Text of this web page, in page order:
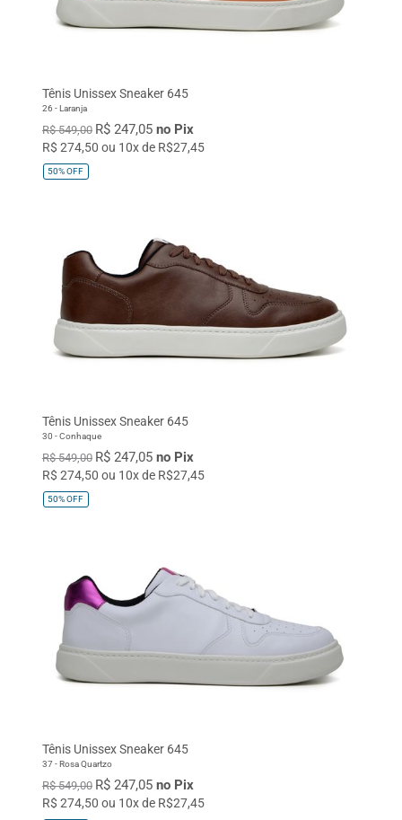
Tênis Unissex Sneaker 645
26 - Laranja
R$ 549,00 R$ 247,05 no Pix
R$ 274,50 ou 10x de R$27,45
50%OFF
Tênis Unissex Sneaker 645
30 - Conhaque
R$ 549,00 R$ 247,05 no Pix
R$ 274,50 ou 10x de R$27,45
50%OFF
Tênis Unissex Sneaker 645
37 - Rosa Quartzo
R$ 549,00 R$ 247,05 no Pix
R$ 274,50 ou 10x de R$27,45